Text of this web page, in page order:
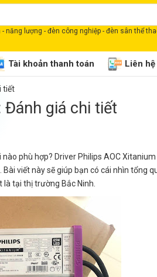
năng lượng - đèn công nghiệp - đèn sân thể
Tài khoản thanh toán Liên hệ
tiết
Đánh giá chi tiết
phù hợp? Driver Philips AOC
viết này sẽ giúp bạn có cái nhìn tổng
tại thị trường Bắc Ninh.